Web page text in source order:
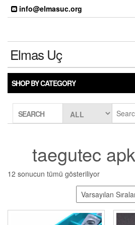
Skip
info@elmasuc.org
Elmas Uç
SHOP BY CATEGORY
SEARCH
taegutec
12 sonucun tümü gösteriliyor